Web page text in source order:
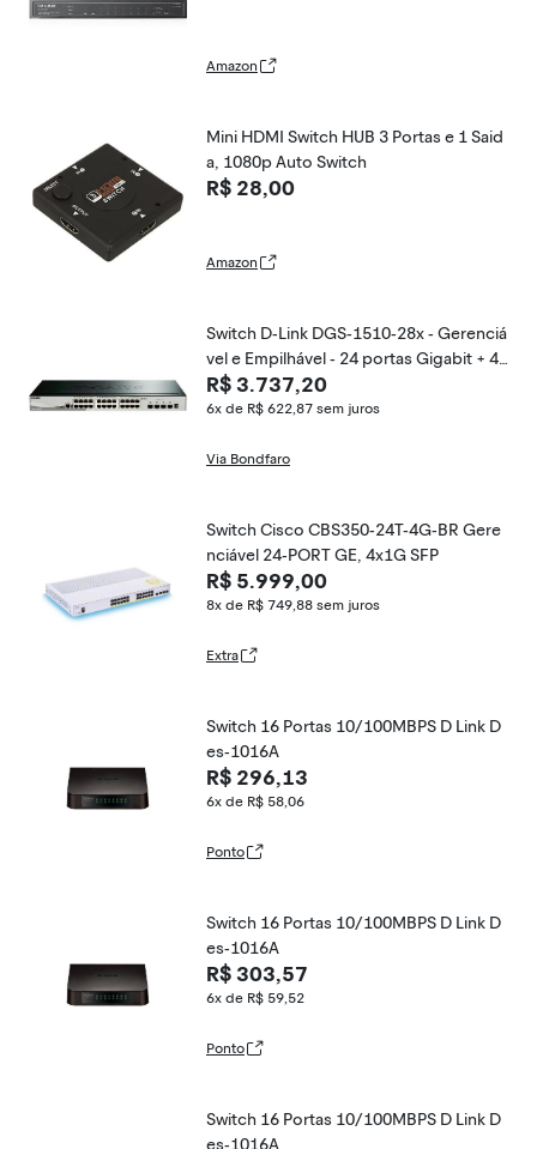
Amazon
Mini HDMI Switch HUB 3 Portas e 1 Said
a, 1080p Auto Switch
R$ 28,00
Amazon
Switch D-Link DGS-1510-28x - Gerenciá
vel e Empilhável - 24 portas Gigabit + 4
portas SFP+ 10G
R$ 3.737,20
6x de R$ 622,87 sem juros
Via Bondfaro
Switch Cisco CBS350-24T-4G-BR Gere
nciável 24-PORT GE, 4x1G SFP
R$ 5.999,00
8x de R$ 749,88 sem juros
Extra
Switch 16 Portas 10/100MBPS D Link D
es-1016A
R$ 296,13
6x de R$ 58,06
Ponto
Switch 16 Portas 10/100MBPS D Link D
es-1016A
R$ 303,57
6x de R$ 59,52
Ponto
Switch 16 Portas 10/100MBPS D Link D
es-1016A